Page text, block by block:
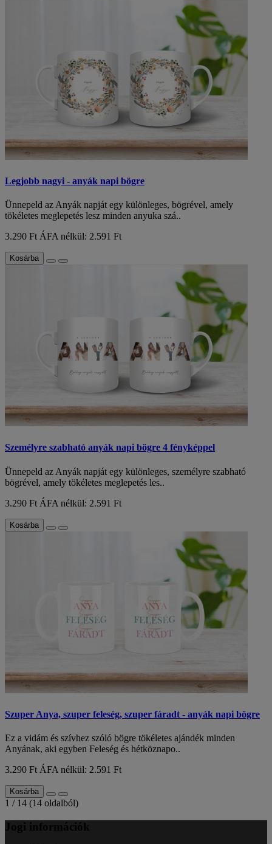
Legjobb nagyi - anyák napi bögre
Ünnepeld az Anyák napját egy különleges, bögrével, amely
tökéletes meglepetés lesz minden anyuka szá..
3.290 Ft ÁFA nélkül: 2.591 Ft
Kosárba
Személyre szabható anyák napi bögre 4 fényképpel
Ünnepeld az Anyák napját egy különleges, személyre szabható
bögrével, amely tökéletes meglepetés les..
3.290 Ft ÁFA nélkül: 2.591 Ft
Kosárba
Szuper Anya, szuper feleség, szuper fáradt - anyák napi bögre
Ez a vidám és szívhez szóló bögre tökéletes ajándék minden
Anyának, aki egyben Feleség és hétköznapo..
3.290 Ft ÁFA nélkül: 2.591 Ft
Kosárba
1 / 14 (14 oldalból)
Jogi információk